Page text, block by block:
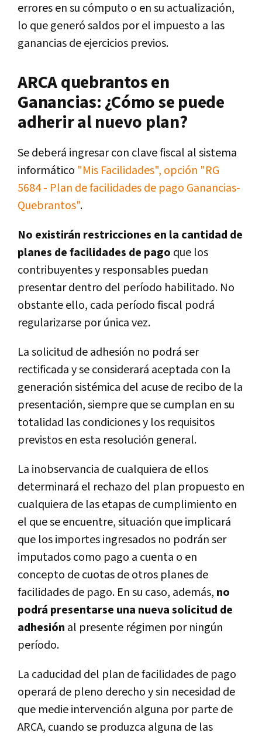
errores en su cómputo o en su actualización,
lo que generó saldos por el impuesto a las
ganancias de ejercicios previos.
ARCA quebrantos en
Ganancias: ¿Cómo se puede
adherir al nuevo plan?
Se deberá ingresar con clave fiscal al sistema
informático "Mis Facilidades", opción "RG
5684 - Plan de facilidades de pago Ganancias-
Quebrantos".
No existirán restricciones en la cantidad de
planes de facilidades de pago que los
contribuyentes y responsables puedan
presentar dentro del período habilitado. No
obstante ello, cada período fiscal podrá
regularizarse por única vez.
La solicitud de adhesión no podrá ser
rectificada y se considerará aceptada con la
generación sistémica del acuse de recibo de la
presentación, siempre que se cumplan en su
totalidad las condiciones y los requisitos
previstos en esta resolución general.
La inobservancia de cualquiera de ellos
determinará el rechazo del plan propuesto en
cualquiera de las etapas de cumplimiento en
el que se encuentre, situación que implicará
que los importes ingresados no podrán ser
imputados como pago a cuenta o en
concepto de cuotas de otros planes de
facilidades de pago. En su caso, además, no
podrá presentarse una nueva solicitud de
adhesión al presente régimen por ningún
período.
La caducidad del plan de facilidades de pago
operará de pleno derecho y sin necesidad de
que medie intervención alguna por parte de
ARCA, cuando se produzca alguna de las